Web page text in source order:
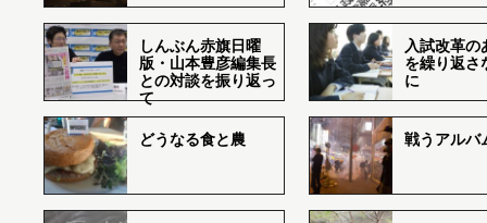
しんぶん赤旗日曜
版・山本豊彦編集長
との対談を振り返っ
て
入試改革の
を繰り返さ
に
どうなる食と農 戦うアルバ